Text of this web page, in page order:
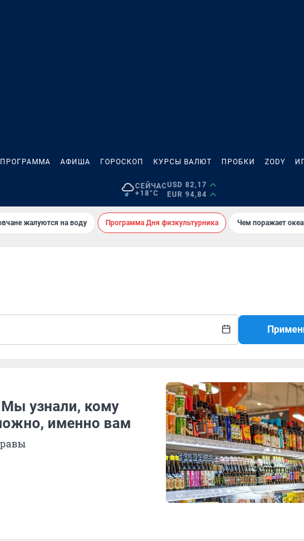
АФИША ГОРОСКОП КУРСЫ ВАЛЮТ ПРОБКИ ZODY
СЕЙЧАС
+18°C
USD 82,17
EUR 94,84
жалуются на воду Программа Дня физкультурника Чем поражает
Мы узнали, кому
именно вам